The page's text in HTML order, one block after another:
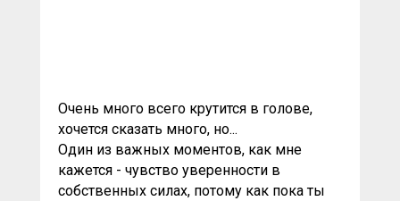
Очень много всего крутится в голове,
хочется сказать много, но...
Один из важных моментов, как мне
кажется - чувство уверенности в
собственных силах, потому как пока ты